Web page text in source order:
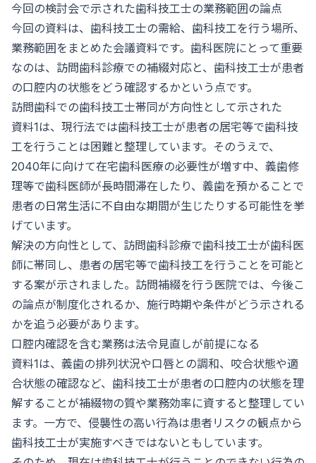
今回の検討会で示された歯科技工士の業務範囲の論点
今回の資料は、歯科技工士の需給、歯科技工を行う場所、
業務範囲をまとめた会議資料です。歯科医院にとって重要
なのは、訪問歯科診療での補綴対応と、歯科技工士が患者
の口腔内の状態をどう確認するかという点です。
訪問歯科での歯科技工士帯同が方向性として示された
資料1は、現行法では歯科技工士が患者の居宅等で歯科技
工を行うことは困難と整理しています。そのうえで、
2040年に向けて在宅歯科医療の必要性が増す中、義歯修
理等で歯科医師が長時間滞在したり、義歯を預かることで
患者の日常生活に不自由な期間が生じたりする可能性を挙
げています。
解決の方向性として、訪問歯科診療で歯科技工士が歯科医
師に帯同し、患者の居宅等で歯科技工を行うことを可能と
する案が示されました。訪問補綴を行う医院では、今後こ
の論点が制度化されるか、施行時期や条件がどう示される
かを追う必要があります。
口腔内確認を含む業務は法令見直しが前提になる
資料1は、義歯の排列状況や口唇との調和、咬合状態や適
合状態の確認など、歯科技工士が患者の口腔内の状態を理
解することが補綴物の質や業務効率に資すると整理してい
ます。一方で、侵襲性の高い行為は患者リスクの観点から
歯科技工士が実施すべきではないともしています。